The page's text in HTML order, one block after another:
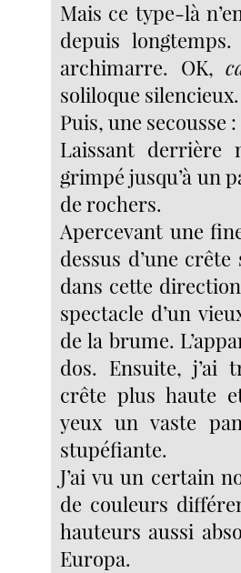
Mais ce type-là
depuis
archimarre. OK,
soliloque silencieux.
Puis, une
Laissant derrière
grimpé jusqu’à un
de rochers.
Apercevant une
dessus d’une
dans cette
spectacle d’un
de la brume.
dos. Ensuite, j’ai
crête plus haute
yeux un vaste
stupéfiante.
J’ai vu un certain
de couleurs
hauteurs aussi
Europa.